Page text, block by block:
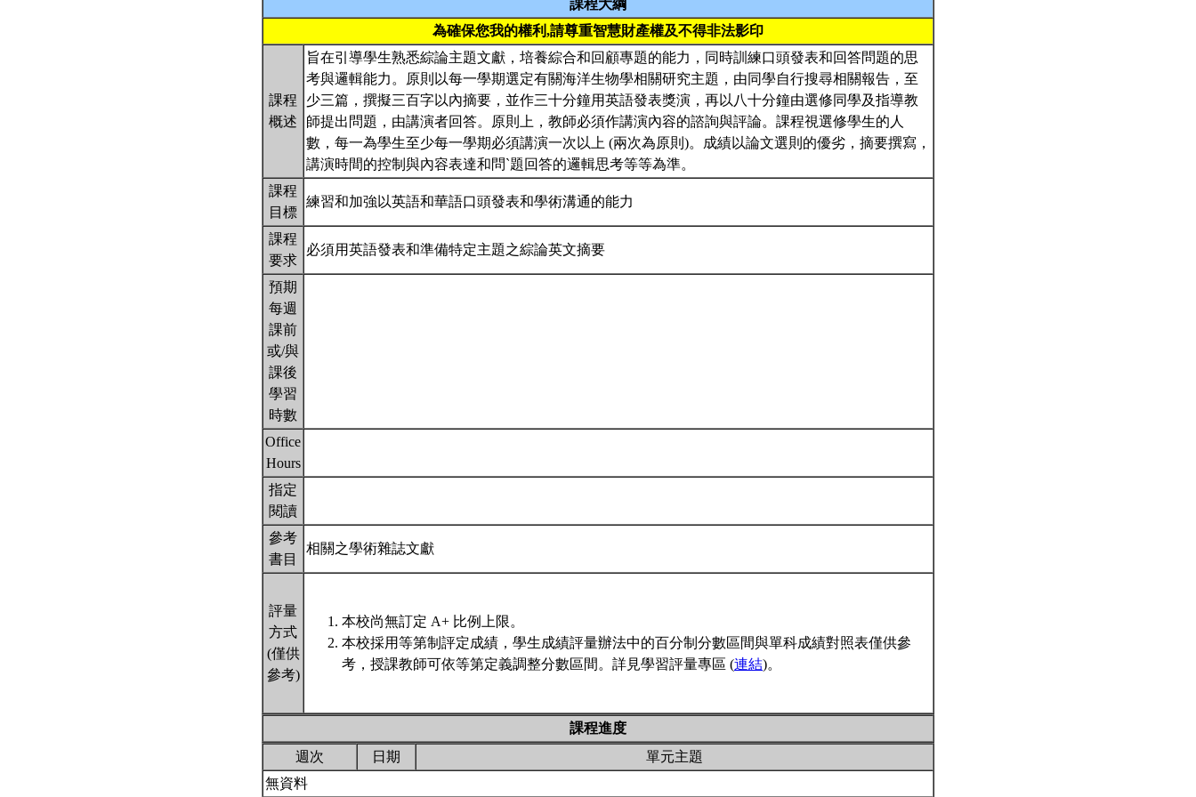
課程大綱
為確保您我的權利,請尊重智慧財產權及不得非法影印
課程
概述
旨在引導學生熟悉綜論主題文獻，培養綜合和回顧專題的能力，同時訓練口頭發表和回答問題的思
考與邏輯能力。原則以每一學期選定有關海洋生物學相關研究主題，由同學自行搜尋相關報告，至
少三篇，撰擬三百字以內摘要，並作三十分鐘用英語發表獎演，再以八十分鐘由選修同學及指導教
師提出問題，由講演者回答。原則上，教師必須作講演內容的諮詢與評論。課程視選修學生的人
數，每一為學生至少每一學期必須講演一次以上 (兩次為原則)。成績以論文選則的優劣，摘要撰寫，
講演時間的控制與內容表達和問`題回答的邏輯思考等等為準。
課程
目標
練習和加強以英語和華語口頭發表和學術溝通的能力
課程
要求
必須用英語發表和準備特定主題之綜論英文摘要
預期
每週
課前
或/與
課後
學習
時數
Office
Hours
指定
閱讀
參考
書目
相關之學術雜誌文獻
評量
方式
(僅供
參考)
本校尚無訂定 A+ 比例上限。
本校採用等第制評定成績，學生成績評量辦法中的百分制分數區間與單科成績對照表僅供參
考，授課教師可依等第定義調整分數區間。詳見學習評量專區 (連結)。
課程進度
週次
日期
單元主題
無資料